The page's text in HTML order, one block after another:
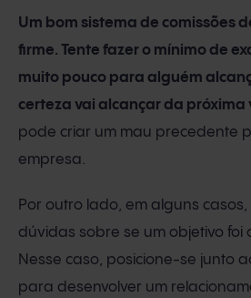
Um bom sistema de comissões
firme. Tente fazer o mínimo de
muito pouco para alguém
certeza vai alcançar da próxima
pode criar um mau precedente
empresa.
Por outro lado, em alguns
dúvidas sobre se um objetivo foi
Nesse caso, posicione-se junto
para desenvolver um